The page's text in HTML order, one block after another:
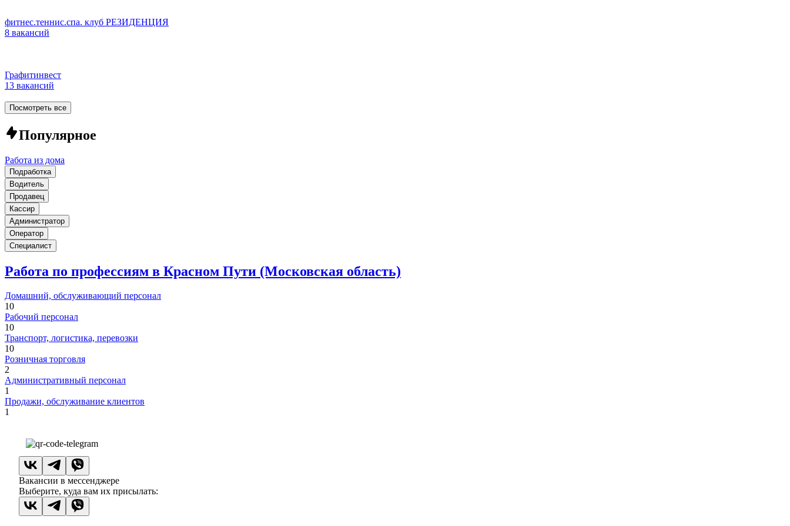
фитнес.теннис.спа. клуб РЕЗИДЕНЦИЯ
8 вакансий
Графитинвест
13 вакансий
Посмотреть все
Популярное
Работа из дома
Подработка
Водитель
Продавец
Кассир
Администратор
Оператор
Специалист
Работа по профессиям в Красном Пути (Московская область)
Домашний, обслуживающий персонал
10
Рабочий персонал
10
Транспорт, логистика, перевозки
10
Розничная торговля
2
Административный персонал
1
Продажи, обслуживание клиентов
1
Вакансии в мессенджере
Выберите, куда вам их присылать: